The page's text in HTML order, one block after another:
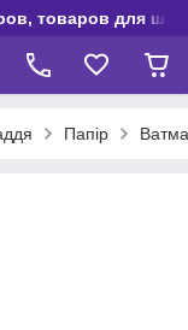
товаров для
Папір